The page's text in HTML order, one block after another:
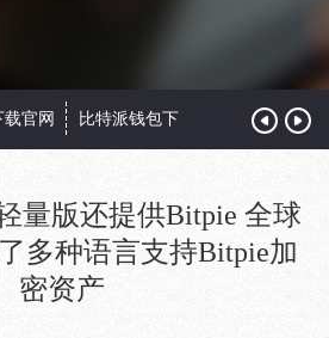
载官网 比特派钱包下 bitpie官网下载
量版还提供Bitpie 全球
多种语言支持Bitpie加
密资产